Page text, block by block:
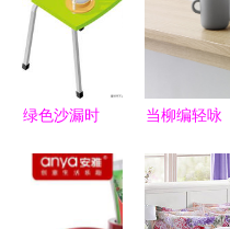
绿色沙漏时
饰中的细腻
当柳编轻咏
Simon
Legald的设